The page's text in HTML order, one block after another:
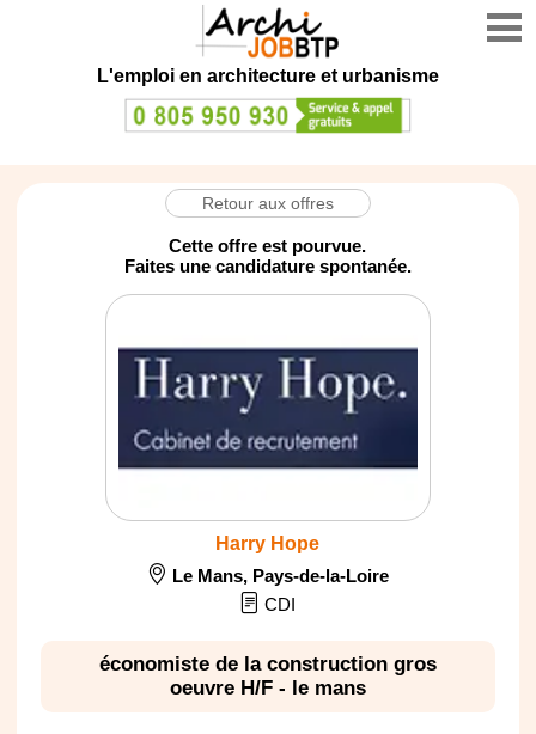
L'emploi en architecture et urbanisme
Retour aux offres
Cette offre est pourvue.
Faites une candidature spontanée.
Harry Hope
Le Mans, Pays-de-la-Loire
CDI
économiste de la construction gros
oeuvre H/F - le mans